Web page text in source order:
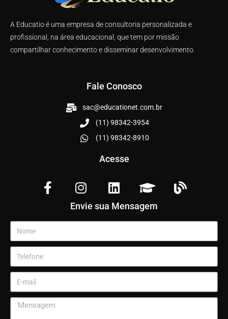
A Educatio é uma empresa de consultoria personalizada e
profissional, na área educacional, que tem por missão
compartilhar conhecimento e disseminar desenvolvimento.
Fale Conosco
sac@educationet.com.br
(11) 98342-3954
(11) 98342-8910
Acesse
Envie sua Mensagem